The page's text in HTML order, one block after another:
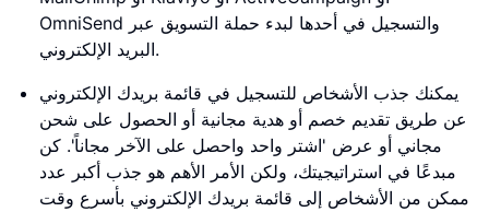
OmniSend والتسجيل في أحدها لبدء حملة التسويق عبر
البريد الإلكتروني.
يمكنك جذب الأشخاص للتسجيل في قائمة بريدك الإلكتروني
عن طريق تقديم خصم أو هدية مجانية أو الحصول على شحن
مجاني أو عرض 'اشتر واحد واحصل على الآخر مجاناً'. كن
مبدعًا في استراتيجيتك، ولكن الأمر الأهم هو جذب أكبر عدد
ممكن من الأشخاص إلى قائمة بريدك الإلكتروني بأسرع وقت